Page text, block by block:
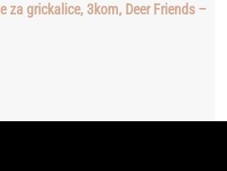
za grickalice, 3kom, Deer Friends –